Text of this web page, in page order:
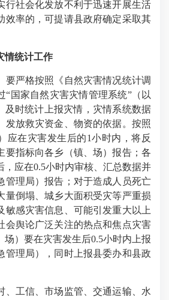
行社会化发放不利于迅速开展生活
效率的，可提请县政府确定采取其
情统计工作
严格按照《自然灾害情况统计调
“国家自然灾害灾情管理系统”（以
及时统计上报灾情，灾情系统数据
发放救灾资金、物资的依据。按照
应在灾害发生后的1小时内，将反
要指标向各乡（镇、场）报告；各
，应在0.5小时内审核、汇总数据并
管理局）报告；对于造成人员死亡
量倒塌、城乡大面积受灾等严重损
敏感灾害信息、可能引发重大以上
会舆论广泛关注的热点和焦点灾害
场）要在灾害发生后0.5小时内上报
管理局），同时上报县委办和县政
工信、市场监管、交通运输、水